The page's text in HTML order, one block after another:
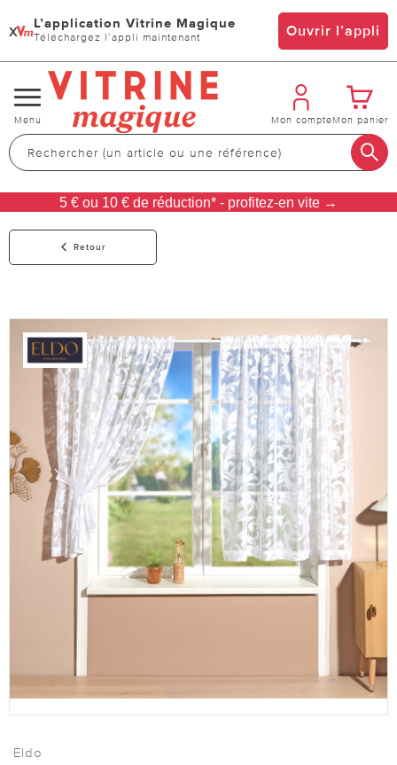
x L’application Vitrine Magique
Téléchargez l’appli maintenant Ouvrir l’appli
Changer
de
navigation
Menu Mon compteMon panier
5 € ou 10 € de réduction* - profitez-en vite →
Retour
Eldo